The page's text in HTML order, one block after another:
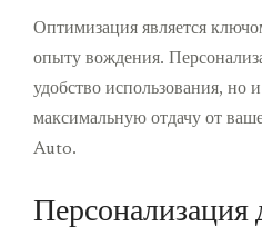
Оптимизация является
опыту вождения.
удобство использования, но
максимальную отдачу от
Auto.
Персонализация